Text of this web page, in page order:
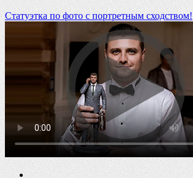
Статуэтка по фото с портретным сходством!